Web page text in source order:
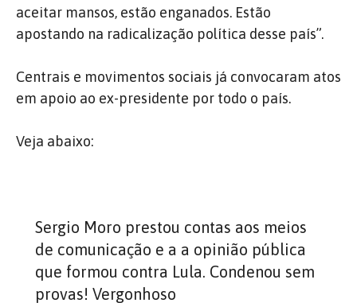
aceitar mansos, estão enganados. Estão
apostando na radicalização política desse país”.
Centrais e movimentos sociais já convocaram atos
em apoio ao ex-presidente por todo o país.
Veja abaixo:
Sergio Moro prestou contas aos meios
de comunicação e a a opinião pública
que formou contra Lula. Condenou sem
provas! Vergonhoso